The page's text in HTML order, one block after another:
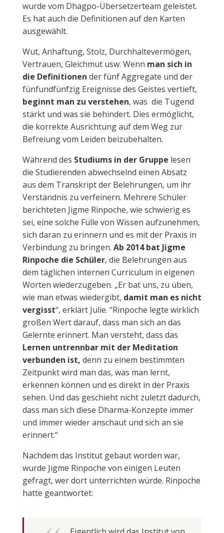
wurde vom Dhagpo-Übersetzerteam geleistet.
Es hat auch die Definitionen auf den Karten
ausgewählt.
Wut, Anhaftung, Stolz, Durchhaltevermögen,
Vertrauen, Gleichmut usw. Wenn man sich in
die Definitionen der fünf Aggregate und der
fünfundfünfzig Ereignisse des Geistes vertieft,
beginnt man zu verstehen, was die Tugend
stärkt und was sie behindert. Dies ermöglicht,
die korrekte Ausrichtung auf dem Weg zur
Befreiung vom Leiden beizubehalten.
Während des Studiums in der Gruppe lesen
die Studierenden abwechselnd einen Absatz
aus dem Transkript der Belehrungen, um ihr
Verständnis zu verfeinern. Mehrere Schüler
berichteten Jigme Rinpoche, wie schwierig es
sei, eine solche Fülle von Wissen aufzunehmen,
sich daran zu erinnern und es mit der Praxis in
Verbindung zu bringen. Ab 2014 bat Jigme
Rinpoche die Schüler, die Belehrungen aus
dem täglichen internen Curriculum in eigenen
Worten wiederzugeben. „Er bat uns, zu üben,
wie man etwas wiedergibt, damit man es nicht
vergisst“, erklärt Julie. “Rinpoche legte wirklich
großen Wert darauf, dass man sich an das
Gelernte erinnert. Man versteht, dass das
Lernen untrennbar mit der Meditation
verbunden ist, denn zu einem bestimmten
Zeitpunkt wird man das, was man lernt,
erkennen können und es direkt in der Praxis
sehen. Und das geschieht nicht zuletzt dadurch,
dass man sich diese Dharma-Konzepte immer
und immer wieder anschaut und sich an sie
erinnert.“
Nachdem das Institut gebaut worden war,
wurde Jigme Rinpoche von einigen Leuten
gefragt, wer dort unterrichten würde. Rinpoche
hatte geantwortet: